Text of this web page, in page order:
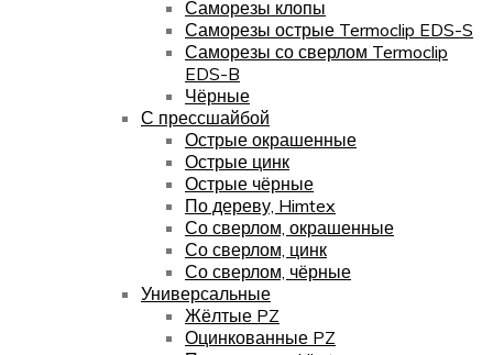
Саморезы клопы
Саморезы острые Termoclip EDS-S
Саморезы со сверлом Termoclip
EDS-B
Чёрные
С прессшайбой
Острые окрашенные
Острые цинк
Острые чёрные
По дереву, Himtex
Со сверлом, окрашенные
Со сверлом, цинк
Со сверлом, чёрные
Универсальные
Жёлтые PZ
Оцинкованные PZ